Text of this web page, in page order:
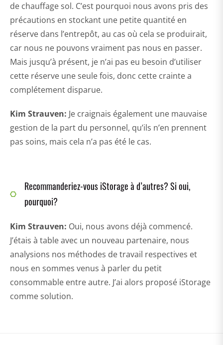
de chauffage sol. C’est pourquoi nous avons pris des
précautions en stockant une petite quantité en
réserve dans l’entrepôt, au cas où cela se produirait,
car nous ne pouvons vraiment pas nous en passer.
Mais jusqu’à présent, je n’ai pas eu besoin d’utiliser
cette réserve une seule fois, donc cette crainte a
complétement disparue.
Kim Strauven: Je craignais également une mauvaise
gestion de la part du personnel, qu’ils n’en prennent
pas soins, mais cela n’a pas été le cas.
Recommanderiez-vous iStorage à d’autres? Si oui,
pourquoi?
Kim Strauven: Oui, nous avons déjà commencé.
J’étais à table avec un nouveau partenaire, nous
analysions nos méthodes de travail respectives et
nous en sommes venus à parler du petit
consommable entre autre. J’ai alors proposé iStorage
comme solution.